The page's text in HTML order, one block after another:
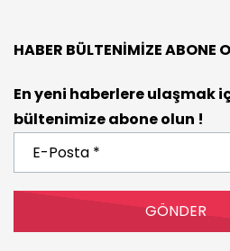
HABER BÜLTENIMIZE ABONE
En yeni haberlere ulaşmak
bültenimize abone olun !
Posta
*